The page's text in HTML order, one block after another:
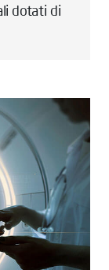
dotati di